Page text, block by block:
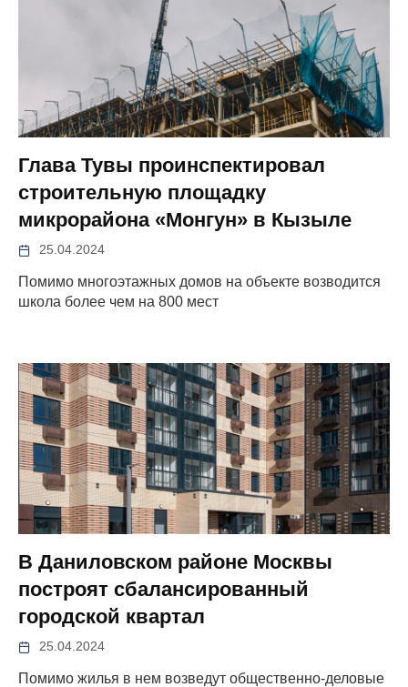
Глава Тувы проинспектировал
строительную площадку
микрорайона «Монгун» в Кызыле
25.04.2024
Помимо многоэтажных домов на объекте возводится
школа более чем на 800 мест
В Даниловском районе Москвы
построят сбалансированный
городской квартал
25.04.2024
Помимо жилья в нем возведут общественно-деловые